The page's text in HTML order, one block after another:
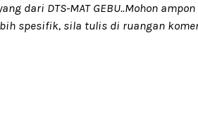
dari DTS-MAT GEBU..Mohon
spesifik, sila tulis di ruangan